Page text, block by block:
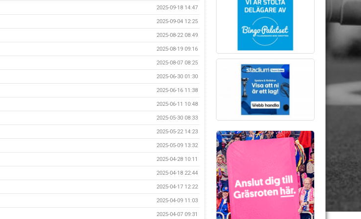
2025-09-18 14:47
2025-09-04 12:25
2025-08-22 08:49
2025-08-19 09:16
2025-08-07 08:25
2025-06-30 01:30
2025-06-16 11:38
2025-06-11 10:48
2025-05-30 08:33
2025-05-22 14:23
2025-05-09 13:32
2025-04-28 10:11
2025-04-18 22:44
2025-04-17 12:22
2025-04-09 11:03
2025-04-07 09:31